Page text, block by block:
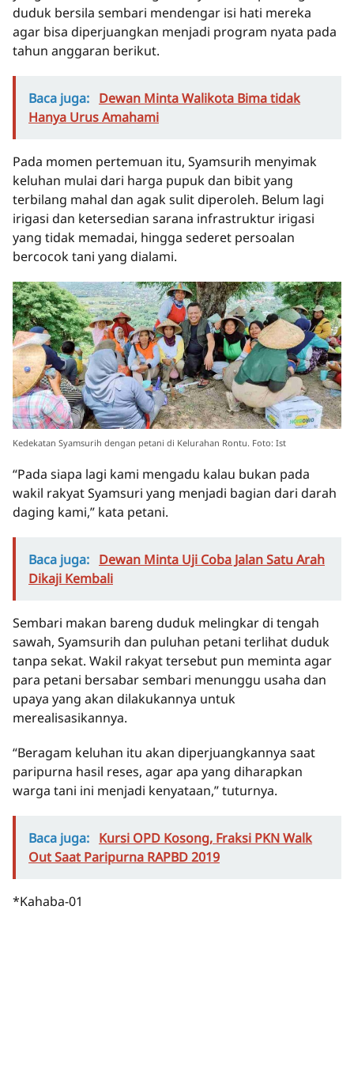
duduk bersila sembari mendengar isi hati mereka
agar bisa diperjuangkan menjadi program nyata pada
tahun anggaran berikut.
Baca juga: Dewan Minta Walikota Bima tidak
Hanya Urus Amahami
Pada momen pertemuan itu, Syamsurih menyimak
keluhan mulai dari harga pupuk dan bibit yang
terbilang mahal dan agak sulit diperoleh. Belum lagi
irigasi dan ketersedian sarana infrastruktur irigasi
yang tidak memadai, hingga sederet persoalan
bercocok tani yang dialami.
Kedekatan Syamsurih dengan petani di Kelurahan Rontu. Foto: Ist
“Pada siapa lagi kami mengadu kalau bukan pada
wakil rakyat Syamsuri yang menjadi bagian dari darah
daging kami,” kata petani.
Baca juga: Dewan Minta Uji Coba Jalan Satu Arah
Dikaji Kembali
Sembari makan bareng duduk melingkar di tengah
sawah, Syamsurih dan puluhan petani terlihat duduk
tanpa sekat. Wakil rakyat tersebut pun meminta agar
para petani bersabar sembari menunggu usaha dan
upaya yang akan dilakukannya untuk
merealisasikannya.
“Beragam keluhan itu akan diperjuangkannya saat
paripurna hasil reses, agar apa yang diharapkan
warga tani ini menjadi kenyataan,” tuturnya.
Baca juga: Kursi OPD Kosong, Fraksi PKN Walk
Out Saat Paripurna RAPBD 2019
*Kahaba-01